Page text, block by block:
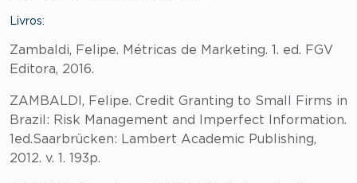
Livros:
Zambaldi, Felipe. Métricas de Marketing. 1. ed. FGV
Editora, 2016.
ZAMBALDI, Felipe. Credit Granting to Small Firms in
Brazil: Risk Management and Imperfect Information.
1ed.Saarbrücken: Lambert Academic Publishing,
2012. v. 1. 193p.